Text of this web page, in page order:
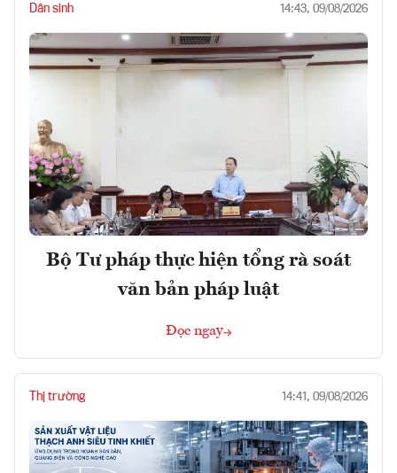
Dân sinh 14:43, 09/08/2026
Bộ Tư pháp thực hiện tổng rà soát
văn bản pháp luật
Đọc ngay
Thị trường 14:41, 09/08/2026